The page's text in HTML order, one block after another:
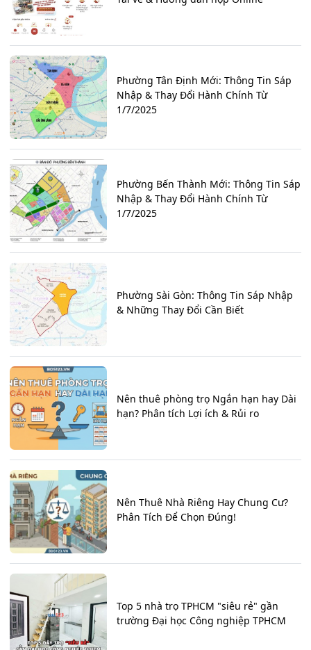
Phường Tân Định Mới: Thông Tin Sáp
Nhập & Thay Đổi Hành Chính Từ
1/7/2025
Phường Bến Thành Mới: Thông Tin Sáp
Nhập & Thay Đổi Hành Chính Từ
1/7/2025
Phường Sài Gòn: Thông Tin Sáp Nhập
& Những Thay Đổi Cần Biết
Nên thuê phòng trọ Ngắn hạn hay Dài
hạn? Phân tích Lợi ích & Rủi ro
Nên Thuê Nhà Riêng Hay Chung Cư?
Phân Tích Để Chọn Đúng!
Top 5 nhà trọ TPHCM "siêu rẻ" gần
trường Đại học Công nghiệp TPHCM